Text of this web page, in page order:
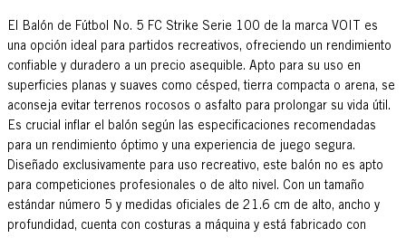
El Balón de Fútbol No. 5 FC Strike Serie 100 de la marca VOIT es
una opción ideal para partidos recreativos, ofreciendo un rendimiento
confiable y duradero a un precio asequible. Apto para su uso en
superficies planas y suaves como césped, tierra compacta o arena, se
aconseja evitar terrenos rocosos o asfalto para prolongar su vida útil.
Es crucial inflar el balón según las especificaciones recomendadas
para un rendimiento óptimo y una experiencia de juego segura.
Diseñado exclusivamente para uso recreativo, este balón no es apto
para competiciones profesionales o de alto nivel. Con un tamaño
estándar número 5 y medidas oficiales de 21.6 cm de alto, ancho y
profundidad, cuenta con costuras a máquina y está fabricado con